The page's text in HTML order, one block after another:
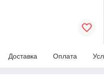
Доставка Оплата